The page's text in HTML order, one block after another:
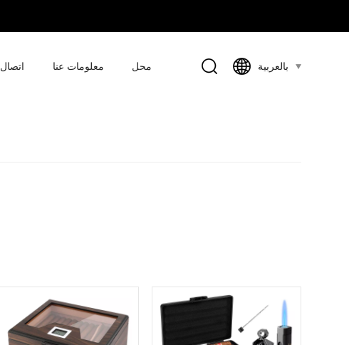
اتصال معلومات عنا محل بالعربية